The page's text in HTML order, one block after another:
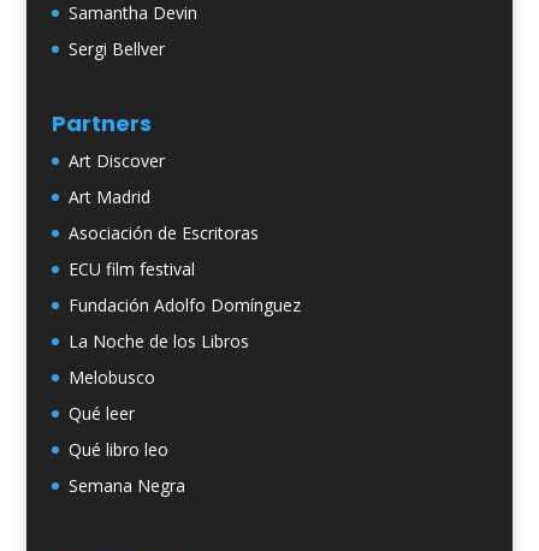
Samantha Devin
Sergi Bellver
Partners
Art Discover
Art Madrid
Asociación de Escritoras
ECU film festival
Fundación Adolfo Domínguez
La Noche de los Libros
Melobusco
Qué leer
Qué libro leo
Semana Negra